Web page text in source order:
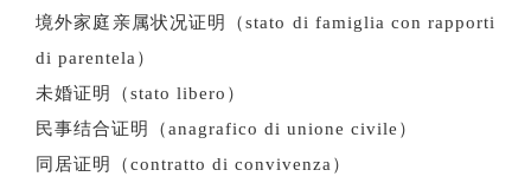
境外家庭亲属状况证明（stato di famiglia con rapporti
di parentela）
未婚证明（stato libero）
民事结合证明（anagrafico di unione civile）
同居证明（contratto di convivenza）